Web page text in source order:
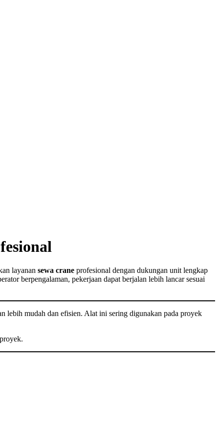
layanan sewa crane profesional dengan dukungan unit lengkap
berpengalaman, pekerjaan dapat berjalan lebih lancar sesuai
lebih mudah dan efisien. Alat ini sering digunakan pada proyek